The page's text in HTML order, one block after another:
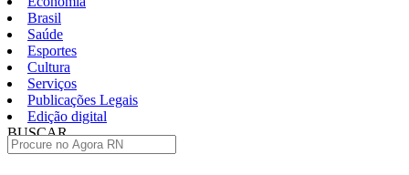
Brasil
Saúde
Esportes
Cultura
Serviços
Publicações Legais
Edição digital
BUSCAR